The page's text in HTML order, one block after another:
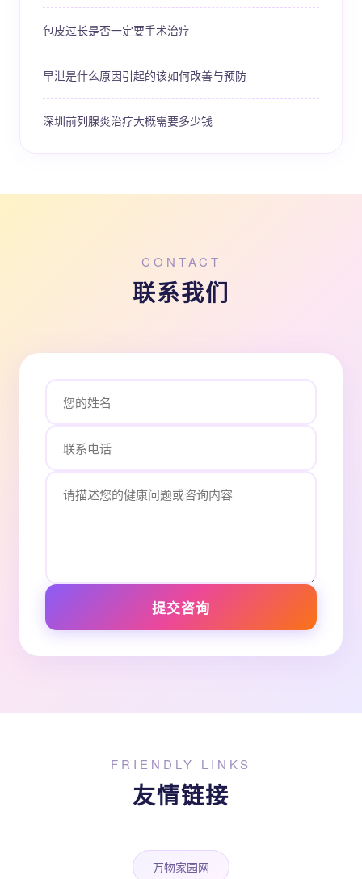
包皮过长是否一定要手术治疗
早泄是什么原因引起的该如何改善与预防
深圳前列腺炎治疗大概需要多少钱
CONTACT
联系我们
提交咨询
FRIENDLY LINKS
友情链接
万物家园网